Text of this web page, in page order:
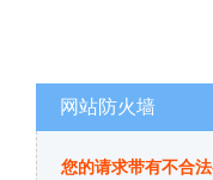
网站防火墙
您的请求带有不合